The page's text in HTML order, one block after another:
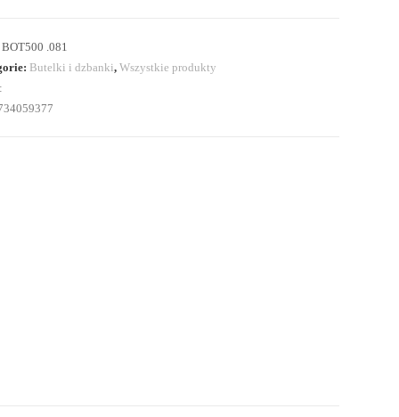
BOT500 .081
Butelki i dzbanki, Wszystkie produkty